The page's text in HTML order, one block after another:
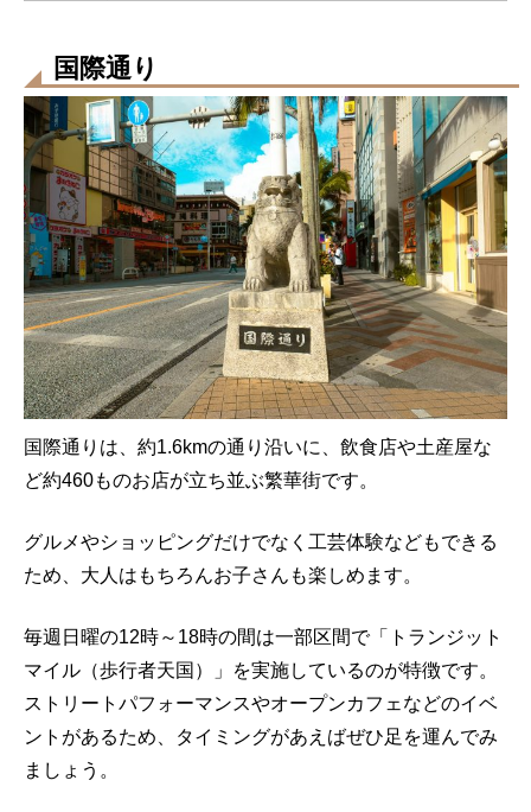
国際通り
国際通りは、約1.6kmの通り沿いに、飲食店や土産屋な
ど約460ものお店が立ち並ぶ繁華街です。
グルメやショッピングだけでなく工芸体験などもできる
ため、大人はもちろんお子さんも楽しめます。
毎週日曜の12時～18時の間は一部区間で「トランジット
マイル（歩行者天国）」を実施しているのが特徴です。
ストリートパフォーマンスやオープンカフェなどのイベ
ントがあるため、タイミングがあえばぜひ足を運んでみ
ましょう。